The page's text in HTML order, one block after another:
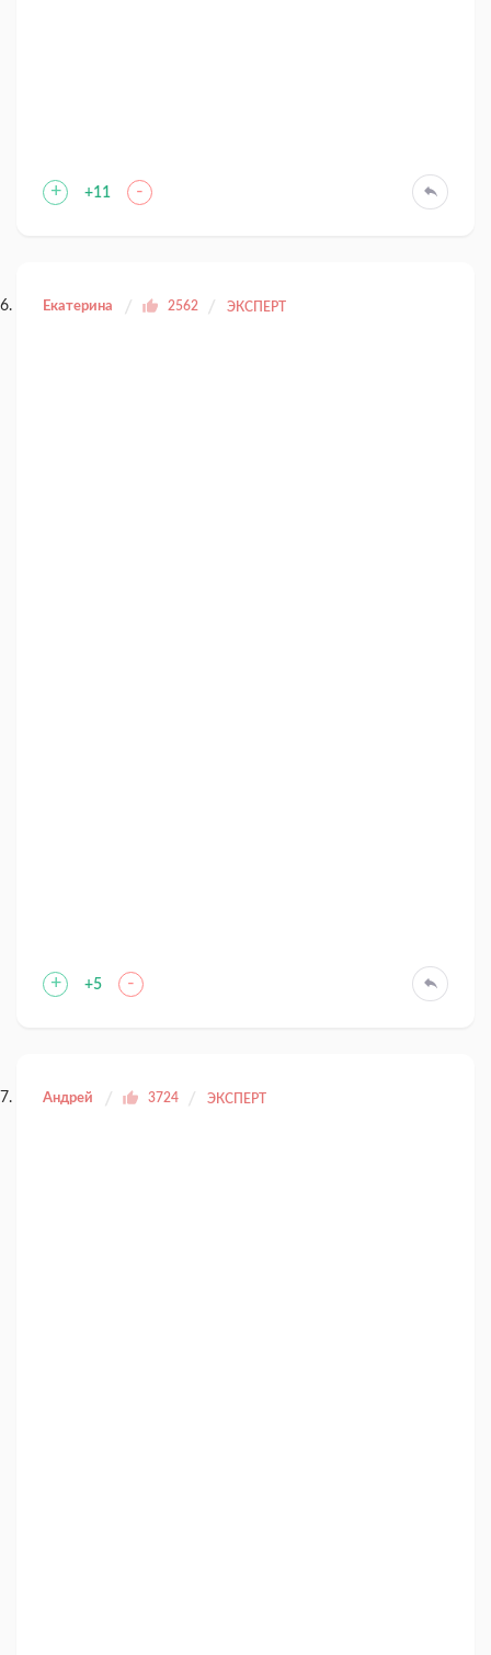
+ +11 -
Екатерина 2562 ЭКСПЕРТ
+ +5 -
Андрей 3724 ЭКСПЕРТ